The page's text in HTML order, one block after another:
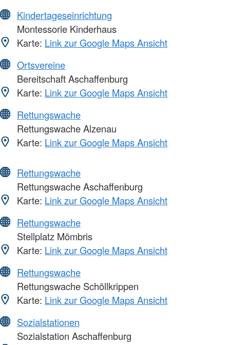
Kindertageseinrichtung
Montessorie Kinderhaus
Karte: Link zur Google Maps Ansicht
Ortsvereine
Bereitschaft Aschaffenburg
Karte: Link zur Google Maps Ansicht
Rettungswache
Rettungswache Alzenau
Karte: Link zur Google Maps Ansicht
Rettungswache
Rettungswache Aschaffenburg
Karte: Link zur Google Maps Ansicht
Rettungswache
Stellplatz Mömbris
Karte: Link zur Google Maps Ansicht
Rettungswache
Rettungswache Schöllkrippen
Karte: Link zur Google Maps Ansicht
Sozialstationen
Sozialstation Aschaffenburg